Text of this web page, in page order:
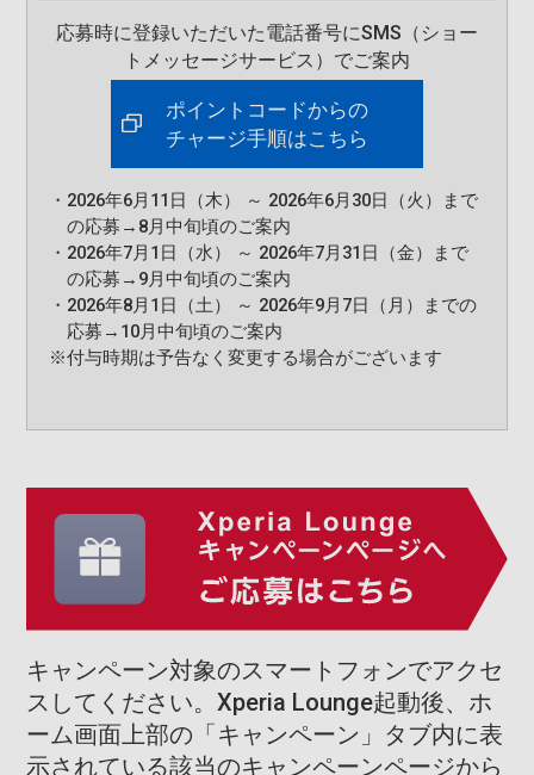
応募時に登録いただいた電話番号にSMS（ショー
トメッセージサービス）でご案内
ポイントコードからの
チャージ手順はこちら
・ 2026年6月11日（木） ～ 2026年6月30日（火）まで
の応募→8月中旬頃のご案内
・ 2026年7月1日（水） ～ 2026年7月31日（金）まで
の応募→9月中旬頃のご案内
・ 2026年8月1日（土） ～ 2026年9月7日（月）までの
応募→10月中旬頃のご案内
※付与時期は予告なく変更する場合がございます
キャンペーン対象のスマートフォンでアクセ
スしてください。Xperia Lounge起動後、ホ
ーム画面上部の「キャンペーン」タブ内に表
示されている該当のキャンペーンページから